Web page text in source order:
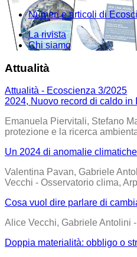
Numeri e articoli di
La rivista
Chi siamo
Attualità
Attualità - Ecoscienza 3/2025
2024, Nuovo record di caldo in
Emanuela Piervitali, Stefano
protezione e la ricerca
Un 2024 di anomalie
Valentina Pavan, Gabriele
Vecchi - Osservatorio clima,
Cosa vuol dire parlare di
Alice Vecchi, Gabriele Antolini
Doppia materialità: obbligo o